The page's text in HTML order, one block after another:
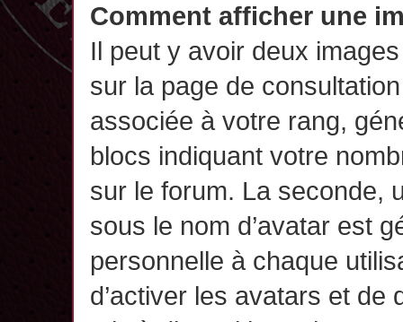
Comment afficher une
Il peut y avoir deux
sur la page de
associée à votre rang,
blocs indiquant votre
sur le forum. La seconde,
sous le nom d’avatar est
personnelle à chaque
d’activer les avatars et de